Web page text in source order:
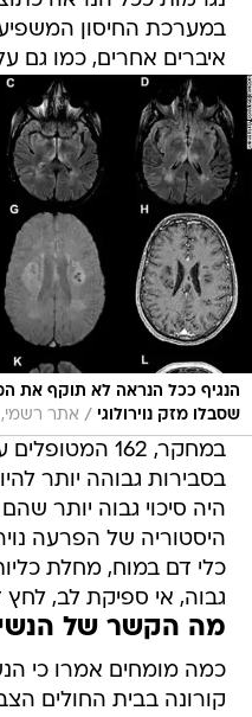
במערכת החיסון
איברים אחרים, כמו גם
הנגיף ככל הנראה לא תוקף את
שסבלו מזק נוירולוגי / אתר רשמי, UCL יוניברסיטי קולג' לונדון
במחקר, 162
בסבירות גבוהה יותר
היה סיכוי גבוה יותר
היסטוריה של הפרעה
כלי דם במוח, מחלת
גבוה, אי ספיקת לב, לחץ
מה הקשר של
כמה מומחים אמרו כי
קורונה בבית החולים